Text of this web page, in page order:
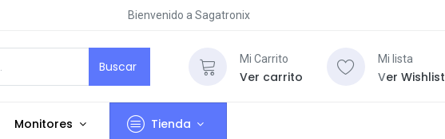
Bienvenido a Sagatronix
Buscar Mi Carrito
Ver carrito
Mi lista
Ver Wishlist
Monitores Tienda